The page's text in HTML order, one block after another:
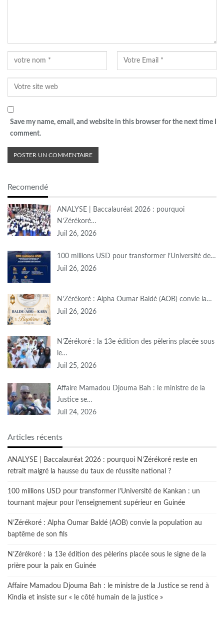
Save my name, email, and website in this browser for the next time I
comment.
Recomendé
ANALYSE | Baccalauréat 2026 : pourquoi
N’Zérékoré…
Juil 26, 2026
100 millions USD pour transformer l’Université de…
Juil 26, 2026
N’Zérékoré : Alpha Oumar Baldé (AOB) convie la…
Juil 26, 2026
N’Zérékoré : la 13e édition des pèlerins placée sous
le…
Juil 25, 2026
Affaire Mamadou Djouma Bah : le ministre de la
Justice se…
Juil 24, 2026
Articles récents
ANALYSE | Baccalauréat 2026 : pourquoi N’Zérékoré reste en
retrait malgré la hausse du taux de réussite national ?
100 millions USD pour transformer l’Université de Kankan : un
tournant majeur pour l’enseignement supérieur en Guinée
N’Zérékoré : Alpha Oumar Baldé (AOB) convie la population au
baptême de son fils
N’Zérékoré : la 13e édition des pèlerins placée sous le signe de la
prière pour la paix en Guinée
Affaire Mamadou Djouma Bah : le ministre de la Justice se rend à
Kindia et insiste sur « le côté humain de la justice »